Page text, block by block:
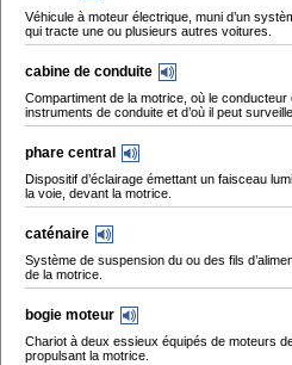
Véhicule à moteur électrique, muni d’un
qui tracte une ou plusieurs autres voitures.
cabine de conduite
Compartiment de la motrice, où le conducteur
instruments de conduite et d’où il peut
phare central
Dispositif d’éclairage émettant un faisceau
la voie, devant la motrice.
caténaire
Système de suspension du ou des fils
de la motrice.
bogie moteur
Chariot à deux essieux équipés de moteurs
propulsant la motrice.